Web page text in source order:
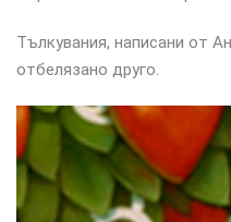
Тълкувания, написани от
отбелязано друго.